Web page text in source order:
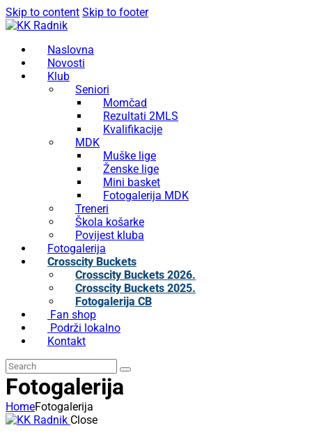
Skip to content Skip to footer
Naslovna
Novosti
Klub
Seniori
Momčad
Rezultati 2MLS
Kvalifikacije
MDK
Muške lige
Ženske lige
Mini basket
Fotogalerija MDK
Treneri
Škola košarke
Povijest kluba
Fotogalerija
Crosscity Buckets
Crosscity Buckets 2026.
Crosscity Buckets 2025.
Fotogalerija CB
Fan shop
Podrži lokalno
Kontakt
Search
Fotogalerija
HomeFotogalerija
Close